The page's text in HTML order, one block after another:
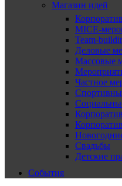
Магазин идей
MICE-
Team-
Деловые
Массовые
Частное
Свадьбы
Детские
События